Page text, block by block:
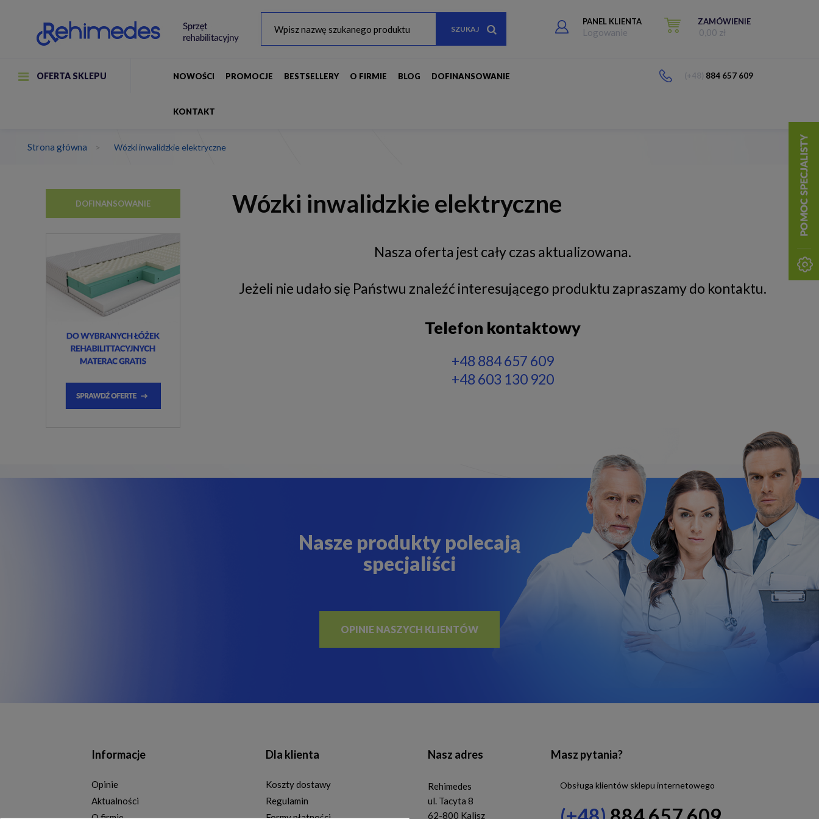
SZUKAJ
PANEL KLIENTA
Logowanie
ZAMÓWIENIE
0,00 zł
OFERTA SKLEPU NOWOŚCI PROMOCJE BESTSELLERY O FIRMIE BLOG DOFINANSOWANIE
KONTAKT
884 657 609
Strona główna > Wózki inwalidzkie elektryczne
DOFINANSOWANIE Wózki inwalidzkie elektryczne
Nasza oferta jest cały czas aktualizowana.
Jeżeli nie udało się Państwu znaleźć interesującego produktu zapraszamy do kontaktu.
Telefon kontaktowy
+48 884 657 609
+48 603 130 920
Nasze produkty polecają
specjaliści
OPINIE NASZYCH KLIENTÓW
Informacje
Opinie
Aktualności
Dla klienta
Koszty dostawy
Regulamin
Nasz adres Masz pytania?
Rehimedes
ul. Tacyta 8
62-800 Kalisz
Obsługa klientów sklepu internetowego